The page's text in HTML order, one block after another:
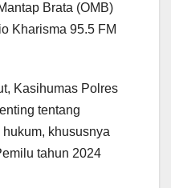
Brata (OMB)
Kharisma 95.5 FM
Kasihumas Polres
tentang
khususnya
tahun 2024